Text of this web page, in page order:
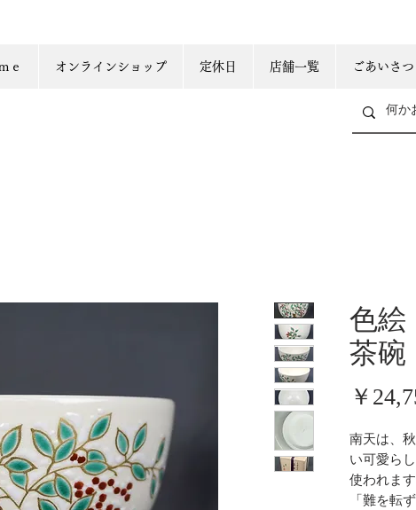
ｅ オンラインショップ 定休日 店舗一覧 ごあいさつ
色
茶
￥
南天は、
い可愛ら
使われます
「難を転